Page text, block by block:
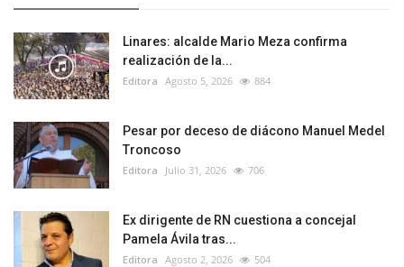
Linares: alcalde Mario Meza confirma
realización de la...
Editora Agosto 5, 2026 884
Pesar por deceso de diácono Manuel Medel
Troncoso
Editora Julio 31, 2026 706
Ex dirigente de RN cuestiona a concejal
Pamela Ávila tras...
Editora Agosto 2, 2026 504